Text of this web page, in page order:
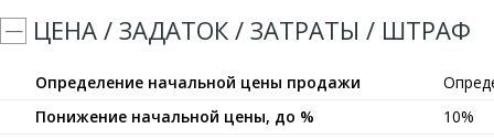
ЦЕНА / ЗАДАТОК / ЗАТРАТЫ / ШТРАФ
Определение начальной цены продажи
Понижение начальной цены, до %
10%